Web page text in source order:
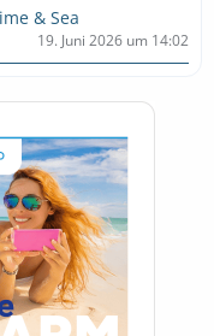
& Sea
19. Juni 2026 um 14:02